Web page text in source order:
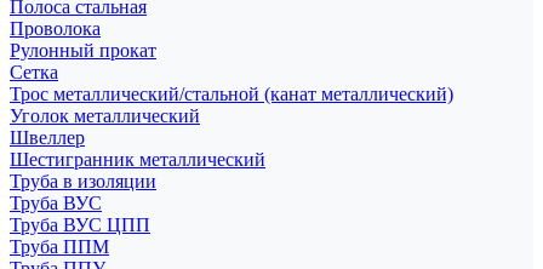
Полоса стальная
Проволока
Рулонный прокат
Сетка
Трос металлический/стальной (канат металлический)
Уголок металлический
Швеллер
Шестигранник металлический
Труба в изоляции
Труба ВУС
Труба ВУС ЦПП
Труба ППМ